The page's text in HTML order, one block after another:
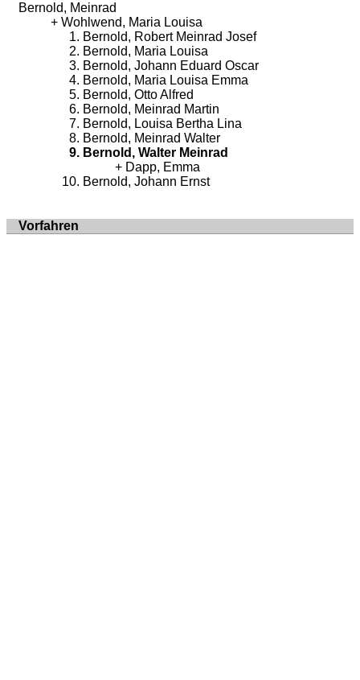
Bernold, Meinrad
Wohlwend, Maria Louisa
Bernold, Robert Meinrad Josef
Bernold, Maria Louisa
Bernold, Johann Eduard Oscar
Bernold, Maria Louisa Emma
Bernold, Otto Alfred
Bernold, Meinrad Martin
Bernold, Louisa Bertha Lina
Bernold, Meinrad Walter
Bernold, Walter Meinrad
Dapp, Emma
Bernold, Johann Ernst
Vorfahren